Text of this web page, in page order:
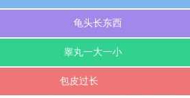
龟头长东西
睾丸一大一小
包皮过长